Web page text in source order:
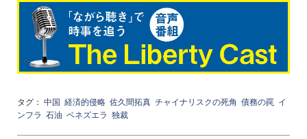
タグ： 中国 経済的侵略 佐久間拓真 チャイナリスクの死角 債務の罠 イ
ンフラ 石油 ベネズエラ 独裁